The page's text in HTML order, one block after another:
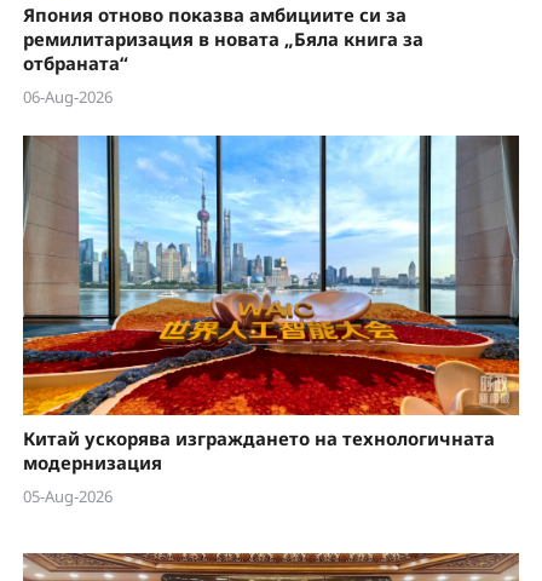
Япония отново показва амбициите си за
ремилитаризация в новата „Бяла книга за
отбраната“
06-Aug-2026
Китай ускорява изграждането на технологичната
модернизация
05-Aug-2026